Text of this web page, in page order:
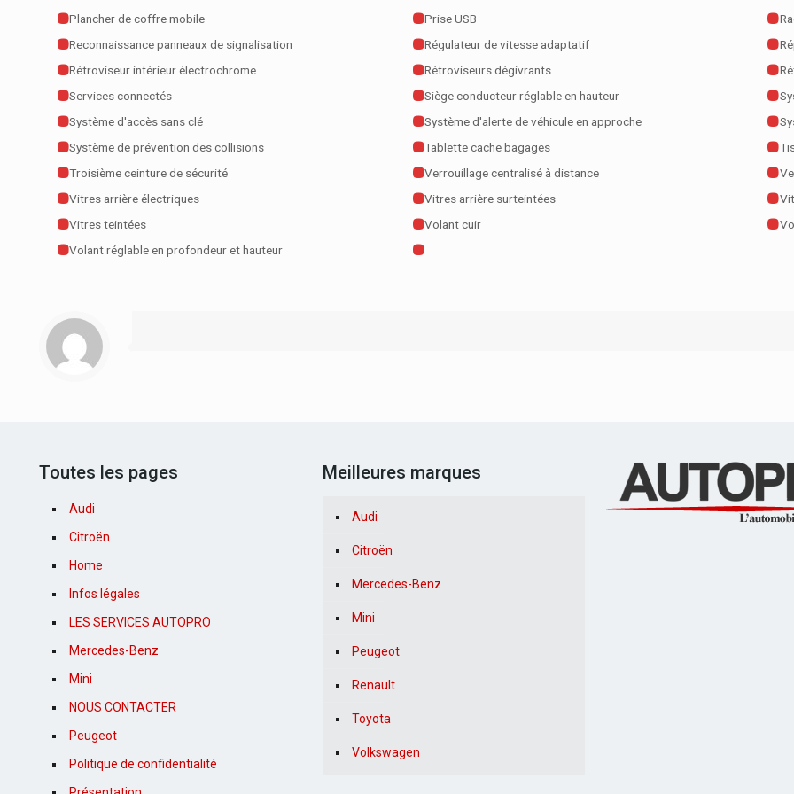
Plancher de coffre mobile Prise USB
Reconnaissance panneaux de signalisation
Régulateur de vitesse adaptatif
Rétroviseur intérieur électrochrome
Rétroviseurs dégivrants
Services connectés
Siège conducteur réglable en hauteur
Système d'accès sans clé
Système d'alerte de véhicule en approche
Système de prévention des collisions
Tablette cache bagages
Troisième ceinture de sécurité
Verrouillage centralisé à distance
Vitres arrière électriques
Vitres arrière surteintées
Vitres teintées
Volant cuir
Volant réglable en profondeur et hauteur
Toutes les pages
Audi
Citroën
Home
Infos légales
LES SERVICES AUTOPRO
Mercedes-Benz
Mini
NOUS CONTACTER
Peugeot
Politique de confidentialité
Meilleures marques
Audi
Citroën
Mercedes-Benz
Mini
Peugeot
Renault
Toyota
Volkswagen